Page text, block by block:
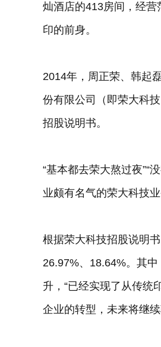
灿酒店的413房间，经
印的前身。
2014年，周正荣、韩起
份有限公司（即荣大科
招股说明书。
“基本都去荣大熬过夜”“
业颇有名气的荣大科技
根据荣大科技招股说明
26.97%、18.64%。其
升，“已经实现了从传统
企业的转型，未来将继